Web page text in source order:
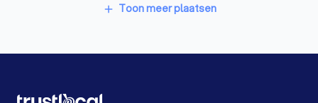
Personal trainers in Kortrijk Heule
Personal trainers in Oostende
add Toon meer plaatsen